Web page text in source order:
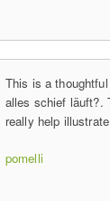
This is a
alles schief läuft?.
really help
pomelli